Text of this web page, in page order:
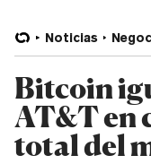
Noticias
Bitcoin
AT&T en
total del